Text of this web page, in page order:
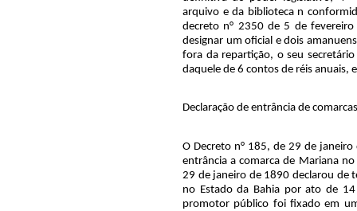
arquivo e da biblioteca n
decreto n° 2350 de 5 de
designar um oficial e dois
fora da repartição, o seu
daquele de 6 contos de réis anuais,
Declaração de entrância de comarcas
O Decreto n° 185, de 29 de
entrância a comarca de Mariana
29 de janeiro de 1890 declarou de
no Estado da Bahia por ato de
promotor público foi fixado em